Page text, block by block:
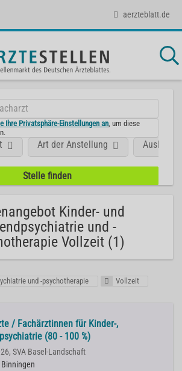
aerzteblatt.de
Ihre Privatsphäre-Einstellungen an , um diese
Art der Anstellung Ausland
Kinder- und
und -
Vollzeit (1)
und -psychotherapie
Vollzeit
/ Fachärztinnen für Kinder-,
(80 - 100 %)
SVA Basel-Landschaft